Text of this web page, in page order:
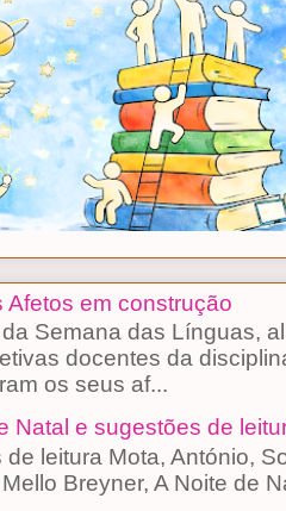
Afetos em construção
Semana das Línguas,
docentes da
os seus af...
Natal e sugestões de
de leitura Mota, António,
Mello Breyner, A Noite